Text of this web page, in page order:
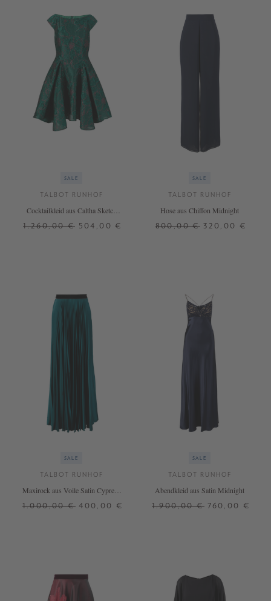
SALE
TALBOT RUNHOF
Cocktailkleid aus Caltha Sketch
1.260,00 € 504,00 €
SALE
TALBOT RUNHOF
Hose aus Chiffon Midnight
800,00 € 320,00 €
SALE
TALBOT RUNHOF
Maxirock aus Voile Satin Cypress
1.000,00 € 400,00 €
SALE
TALBOT RUNHOF
Abendkleid aus Satin Midnight
1.900,00 € 760,00 €